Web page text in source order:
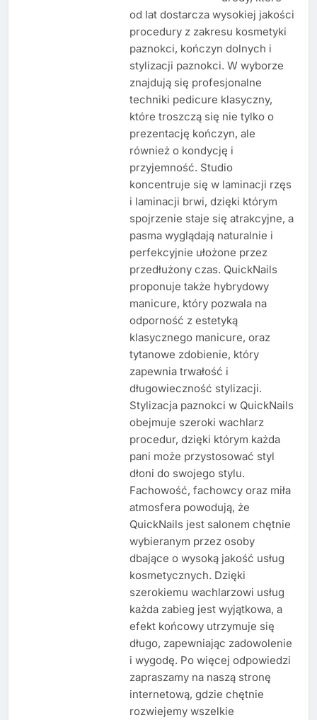
od lat dostarcza wysokiej jakości
procedury z zakresu kosmetyki
paznokci, kończyn dolnych i
stylizacji paznokci. W wyborze
znajdują się profesjonalne
techniki pedicure klasyczny,
które troszczą się nie tylko o
prezentację kończyn, ale
również o kondycję i
przyjemność. Studio
koncentruje się w laminacji rzęs
i laminacji brwi, dzięki którym
spojrzenie staje się atrakcyjne, a
pasma wyglądają naturalnie i
perfekcyjnie ułożone przez
przedłużony czas. QuickNails
proponuje także hybrydowy
manicure, który pozwala na
odporność z estetyką
klasycznego manicure, oraz
tytanowe zdobienie, który
zapewnia trwałość i
długowieczność stylizacji.
Stylizacja paznokci w QuickNails
obejmuje szeroki wachlarz
procedur, dzięki którym każda
pani może przystosować styl
dłoni do swojego stylu.
Fachowość, fachowcy oraz miła
atmosfera powodują, że
QuickNails jest salonem chętnie
wybieranym przez osoby
dbające o wysoką jakość usług
kosmetycznych. Dzięki
szerokiemu wachlarzowi usług
każda zabieg jest wyjątkowa, a
efekt końcowy utrzymuje się
długo, zapewniając zadowolenie
i wygodę. Po więcej odpowiedzi
zapraszamy na naszą stronę
internetową, gdzie chętnie
rozwiejemy wszelkie